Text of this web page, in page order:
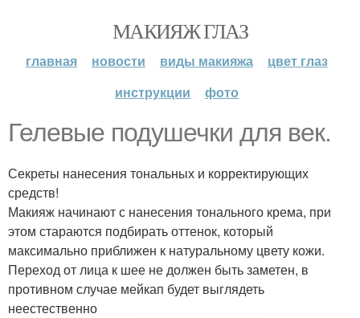
МАКИЯЖ ГЛАЗ
главная новости виды макияжа
цвет глаз
инструкции
фото
Гелевые подушечки для век.
Секреты нанесения тональных и корректирующих
средств!
Макияж начинают с нанесения тонального крема, при
этом стараются подбирать оттенок, который
максимально приближен к натуральному цвету кожи.
Переход от лица к шее не должен быть заметен, в
противном случае мейкап будет выглядеть
неестественно